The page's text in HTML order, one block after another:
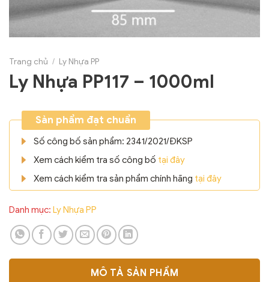
Trang chủ / Ly Nhựa PP
Ly Nhựa PP117 – 1000ml
Sản phẩm đạt chuẩn
Số công bố sản phẩm: 2341/2021/ĐKSP
Xem cách kiểm tra số công bố tại đây
Xem cách kiểm tra sản phẩm chính hãng tại đây
Danh mục: Ly Nhựa PP
MÔ TẢ SẢN PHẨM